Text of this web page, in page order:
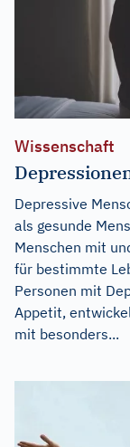
Wissenschaft
Depressive
als gesunde
Menschen mit
für bestimmte
Personen mit
Appetit,
mit besonders...